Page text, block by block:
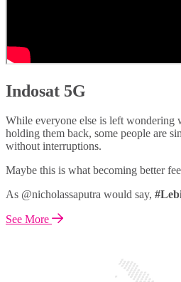
Indosat 5G
While everyone else is left wondering
holding them back, some people are
without interruptions.
Maybe this is what becoming better
As @nicholassaputra would say,
See More